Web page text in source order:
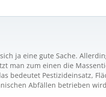
ja eine gute Sache.
man zum einen die
bedeutet Pestizideinsatz,
Abfällen betrieben